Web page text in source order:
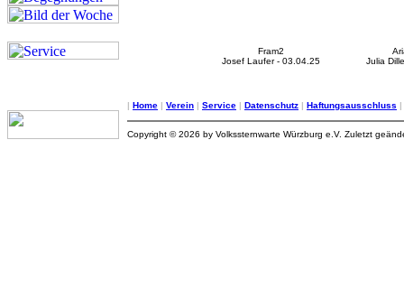
Fram2
Josef Laufer - 03.04.25
Julia
| Home | Verein | Service | Datenschutz | Haftungsausschluss |
Copyright © 2026 by Volkssternwarte Würzburg e.V. Zuletzt